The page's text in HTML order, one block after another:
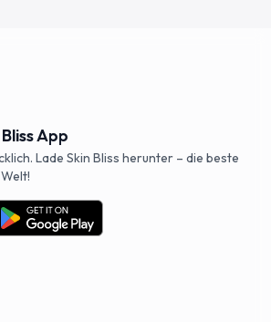
App
Lade Skin Bliss herunter – die beste